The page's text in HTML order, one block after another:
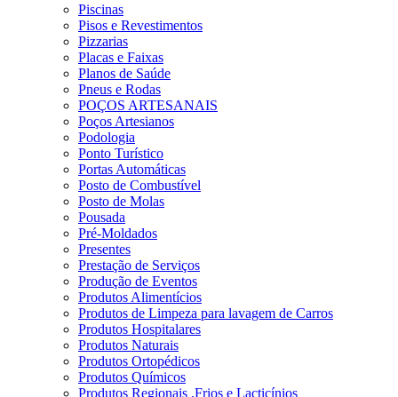
Piscinas
Pisos e Revestimentos
Pizzarias
Placas e Faixas
Planos de Saúde
Pneus e Rodas
POÇOS ARTESANAIS
Poços Artesianos
Podologia
Ponto Turístico
Portas Automáticas
Posto de Combustível
Posto de Molas
Pousada
Pré-Moldados
Presentes
Prestação de Serviços
Produção de Eventos
Produtos Alimentícios
Produtos de Limpeza para lavagem de Carros
Produtos Hospitalares
Produtos Naturais
Produtos Ortopédicos
Produtos Químicos
Produtos Regionais ,Frios e Lacticínios